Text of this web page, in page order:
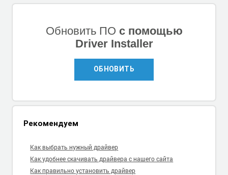
Обновить ПО с помощью
Driver Installer
ОБНОВИТЬ
Рекомендуем
Как выбрать нужный драйвер
Как удобнее скачивать драйвера с нашего сайта
Как правильно установить драйвер